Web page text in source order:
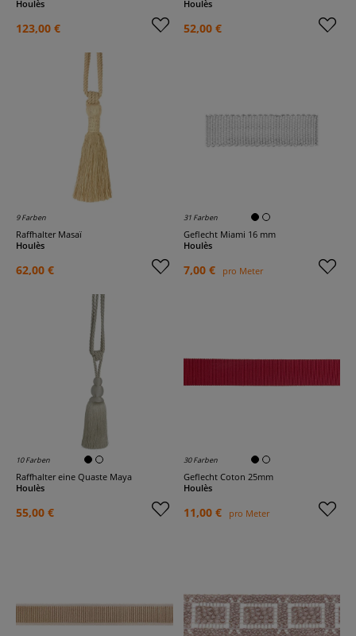
Houlès
123,00 €
Houlès
52,00 €
9 Farben
Raffhalter Masaï
Houlès
62,00 €
31 Farben
Geflecht Miami 16 mm
Houlès
7,00 € pro Meter
10 Farben
Raffhalter eine Quaste Maya
Houlès
55,00 €
30 Farben
Geflecht Coton 25mm
Houlès
11,00 € pro Meter